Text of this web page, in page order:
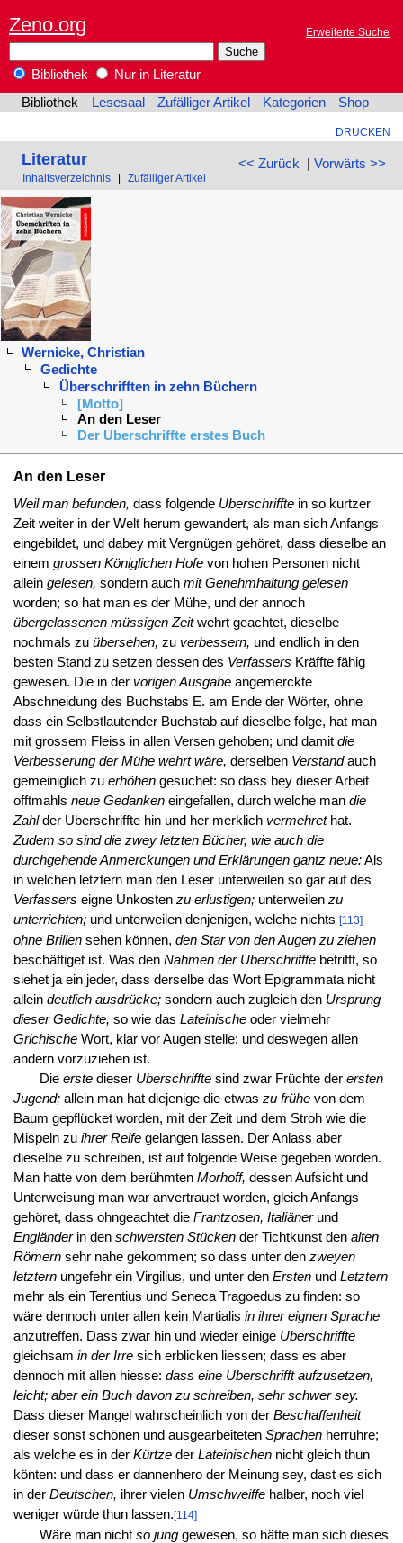
Zeno.org Erweiterte Suche
Bibliothek
Nur in Literatur
Bibliothek
Lesesaal Zufälliger Artikel Kategorien Shop
DRUCKEN
<< Zurück | Vorwärts >>
Literatur
Inhaltsverzeichnis Zufälliger Artikel
Wernicke, Christian
Gedichte
Überschrifften in zehn Büchern
[Motto]
An den Leser
Der Uberschriffte erstes Buch
An den Leser
Weil man befunden, dass folgende Uberschrifftein so kurtzer
Zeit weiter in der Welt herum gewandert, als man sich Anfangs
eingebildet, und dabey mit Vergnügen gehöret, dass dieselbe an
einem grossen Königlichen Hofevon hohen Personen nicht
allein gelesen, sondern auch mit Genehmhaltung gelesen
worden; so hat man es der Mühe, und der annoch
übergelassenen müssigen Zeitwehrt geachtet, dieselbe
nochmals zu übersehen, zu verbessern, und endlich in den
besten Stand zu setzen dessen des Verfassers Kräffte fähig
gewesen. Die in der vorigen Ausgabeangemerckte
Abschneidung des Buchstabs E. am Ende der Wörter, ohne
dass ein Selbstlautender Buchstab auf dieselbe folge, hat man
mit grossem Fleiss in allen Versen gehoben; und damit die
Verbesserung der Mühe wehrt wäre, derselben Verstandauch
gemeiniglich zu erhöhengesuchet: so dass bey dieser Arbeit
offtmahls neue Gedankeneingefallen, durch welche man die
Zahlder Uberschriffte hin und her merklich vermehrethat.
Zudem so sind die zwey letzten Bücher, wie auch die
durchgehende Anmerckungen und Erklärungen gantz neue:Als
in welchen letztern man den Leser unterweilen so gar auf des
Verfassers eigne Unkosten zu erlustigen;unterweilen zu
unterrichten;und unterweilen denjenigen, welche nichts [113]
ohne Brillensehen können, den Star von den Augen zu ziehen
beschäftiget ist. Was den Nahmen der Uberschrifftebetrifft, so
siehet ja ein jeder, dass derselbe das Wort Epigrammata nicht
allein deutlich ausdrücke;sondern auch zugleich den Ursprung
dieser Gedichte, so wie das Lateinischeoder vielmehr
GrichischeWort, klar vor Augen stelle: und deswegen allen
andern vorzuziehen ist.
Die erstedieser Uberschrifftesind zwar Früchte der ersten
Jugend;allein man hat diejenige die etwas zu frühevon dem
Baum gepflücket worden, mit der Zeit und dem Stroh wie die
Mispeln zu ihrer Reifegelangen lassen. Der Anlass aber
dieselbe zu schreiben, ist auf folgende Weise gegeben worden.
Man hatte von dem berühmten Morhoff, dessen Aufsicht und
Unterweisung man war anvertrauet worden, gleich Anfangs
gehöret, dass ohngeachtet die Frantzosen, Italiänerund
Engländerin den schwersten Stückender Tichtkunst den alten
Römernsehr nahe gekommen; so dass unter den zweyen
letzternungefehr ein Virgilius, und unter den Erstenund Letztern
mehr als ein Terentius und Seneca Tragoedus zu finden: so
wäre dennoch unter allen kein Martialis in ihrer eignen Sprache
anzutreffen. Dass zwar hin und wieder einige Uberschriffte
gleichsam in der Irresich erblicken liessen; dass es aber
dennoch mit allen hiesse: dass eine Uberschrifft aufzusetzen,
leicht; aber ein Buch davon zu schreiben, sehr schwer sey.
Dass dieser Mangel wahrscheinlich von der Beschaffenheit
dieser sonst schönen und ausgearbeiteten Sprachenherrühre;
als welche es in der Kürtzeder Lateinischennicht gleich thun
könten: und dass er dannenhero der Meinung sey, dast es sich
in der Deutschen, ihrer vielen Umschweiffehalber, noch viel
weniger würde thun lassen.[114]
Wäre man nicht so junggewesen, so hätte man sich dieses